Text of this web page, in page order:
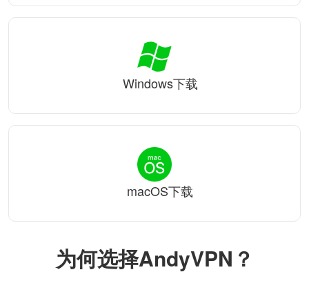
为何选择AndyVPN？
Windows下载
macOS下载